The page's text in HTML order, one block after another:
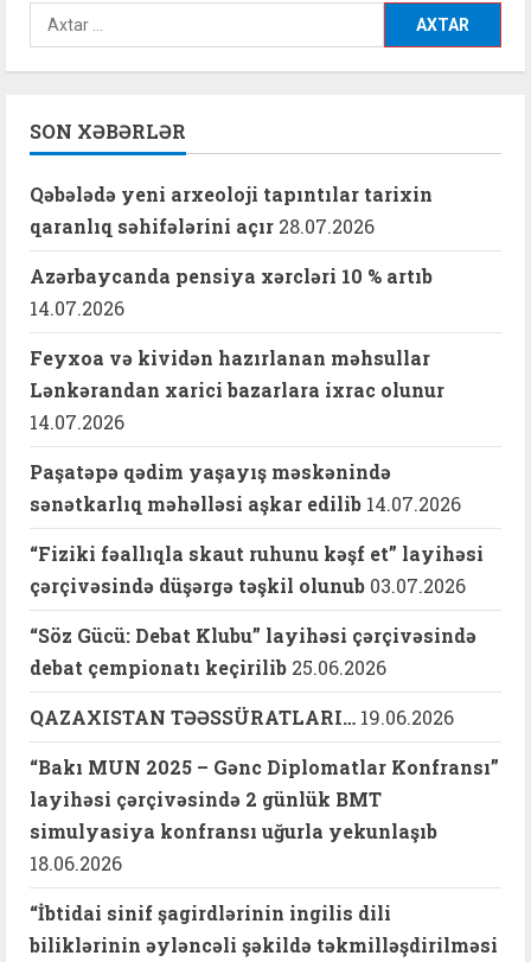
Axtarış:
SON XƏBƏRLƏR
Qəbələdə yeni arxeoloji tapıntılar tarixin
qaranlıq səhifələrini açır 28.07.2026
Azərbaycanda pensiya xərcləri 10 % artıb
14.07.2026
Feyxoa və kividən hazırlanan məhsullar
Lənkərandan xarici bazarlara ixrac olunur
14.07.2026
Paşatəpə qədim yaşayış məskənində
sənətkarlıq məhəlləsi aşkar edilib 14.07.2026
“Fiziki fəallıqla skaut ruhunu kəşf et” layihəsi
çərçivəsində düşərgə təşkil olunub 03.07.2026
“Söz Gücü: Debat Klubu” layihəsi çərçivəsində
debat çempionatı keçirilib 25.06.2026
QAZAXISTAN TƏƏSSÜRATLARI… 19.06.2026
“Bakı MUN 2025 – Gənc Diplomatlar Konfransı”
layihəsi çərçivəsində 2 günlük BMT
simulyasiya konfransı uğurla yekunlaşıb
18.06.2026
“İbtidai sinif şagirdlərinin ingilis dili
biliklərinin əyləncəli şəkildə təkmilləşdirilməsi